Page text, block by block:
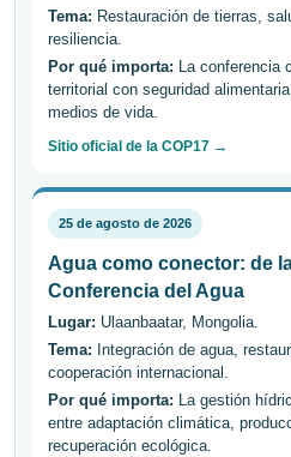
Tema: Restauración de tierras,
resiliencia.
Por qué importa: La conferencia
territorial con seguridad
medios de vida.
Sitio oficial de la COP17 →
25 de agosto de 2026
Agua como conector: de
Conferencia del Agua
Lugar: Ulaanbaatar, Mongolia.
Tema: Integración de agua,
cooperación internacional.
Por qué importa: La gestión
entre adaptación climática,
recuperación ecológica.